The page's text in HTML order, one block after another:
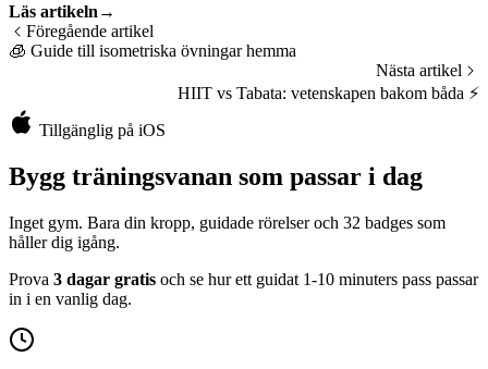
Läs artikeln →
Föregående artikel
🧊 Guide till isometriska övningar hemma
Nästa artikel
HIIT vs Tabata: vetenskapen bakom båda ⚡
Tillgänglig på iOS
Bygg träningsvanan som passar i dag
Inget gym. Bara din kropp, guidade rörelser och 32 badges som
håller dig igång.
Prova 3 dagar gratis och se hur ett guidat 1-10 minuters pass passar
in i en vanlig dag.